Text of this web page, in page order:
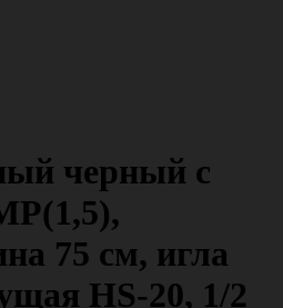
черный с
75 см, игла
HS-20, 1/2